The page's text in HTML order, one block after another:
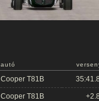
autó
Cooper T81B
Cooper T81B